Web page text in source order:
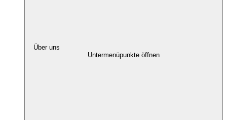
Über uns
Untermenüpunkte öffnen